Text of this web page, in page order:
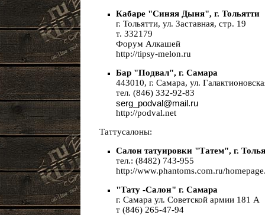
Кабаре "Синяя Дыня", г. Тольятти
г. Тольятти, ул. Заставная, стр. 19
т. 332179
Форум Алкашей
http://tipsy-melon.ru
Бар "Подвал", г. Самара
443010, г. Самара, ул.
тел. (846) 332-92-83
serg_podval@mail.ru
http://podval.net
Таттусалоны:
Салон татуировки "Татем", г.
тел.: (8482) 743-955
http://www.phantoms.com.ru/
"Тату -Салон" г. Самара
г. Самара ул. Советской армии 181 А
т (846) 265-47-94